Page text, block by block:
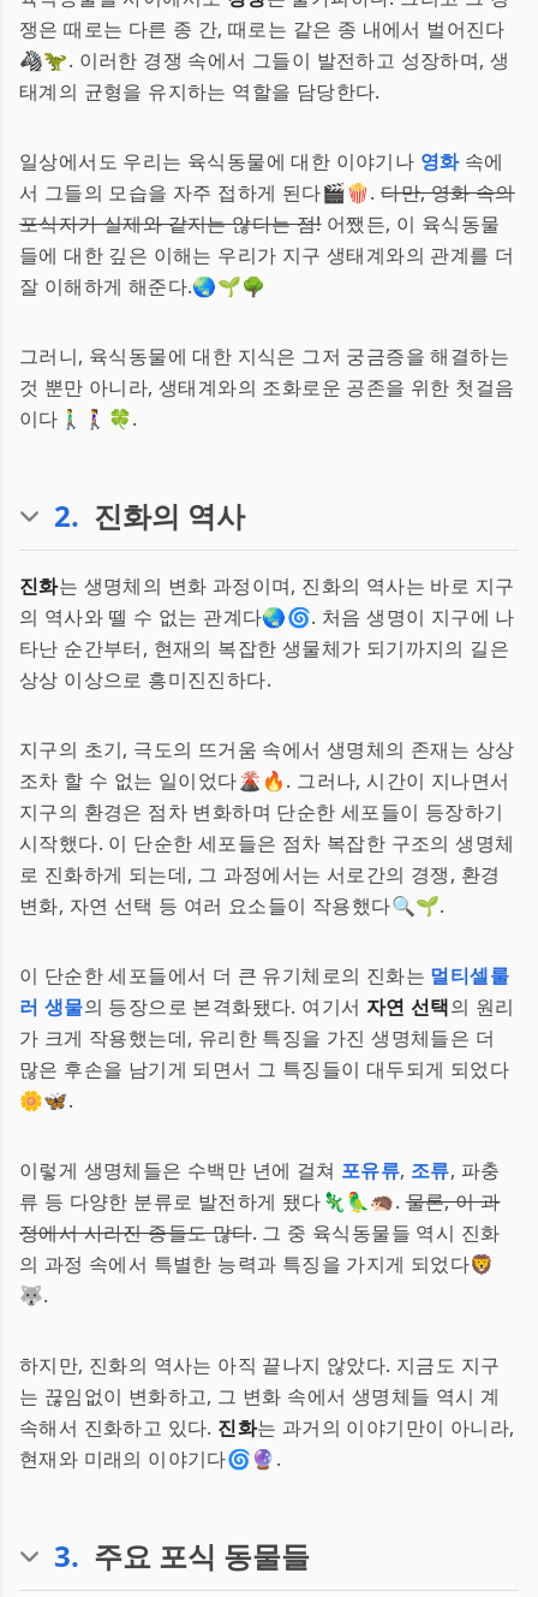
쟁은 때로는 다른 종 간, 때로는 같은 종 내에서 벌어진다
🦓🦖. 이러한 경쟁 속에서 그들이 발전하고 성장하며, 생
태계의 균형을 유지하는 역할을 담당한다.
일상에서도 우리는 육식동물에 대한 이야기나 영화속에
서 그들의 모습을 자주 접하게 된다🎬🍿.다만, 영화 속의
포식자가 실제와 같지는 않다는 점!어쨌든, 이 육식동물
들에 대한 깊은 이해는 우리가 지구 생태계와의 관계를 더
잘 이해하게 해준다.🌏🌱🌳
그러니, 육식동물에 대한 지식은 그저 궁금증을 해결하는
것 뿐만 아니라, 생태계와의 조화로운 공존을 위한 첫걸음
이다🚶‍♂️🚶‍♀️🍀.
2. 진화의 역사
진화는 생명체의 변화 과정이며, 진화의 역사는 바로 지구
의 역사와 뗄 수 없는 관계다🌏🌀. 처음 생명이 지구에 나
타난 순간부터, 현재의 복잡한 생물체가 되기까지의 길은
상상 이상으로 흥미진진하다.
지구의 초기, 극도의 뜨거움 속에서 생명체의 존재는 상상
조차 할 수 없는 일이었다🌋🔥. 그러나, 시간이 지나면서
지구의 환경은 점차 변화하며 단순한 세포들이 등장하기
시작했다. 이 단순한 세포들은 점차 복잡한 구조의 생명체
로 진화하게 되는데, 그 과정에서는 서로간의 경쟁, 환경
변화, 자연 선택 등 여러 요소들이 작용했다🔍🌱.
이 단순한 세포들에서 더 큰 유기체로의 진화는 멀티셀룰
러 생물의 등장으로 본격화됐다. 여기서 자연 선택의 원리
가 크게 작용했는데, 유리한 특징을 가진 생명체들은 더
많은 후손을 남기게 되면서 그 특징들이 대두되게 되었다
🌼🦋.
이렇게 생명체들은 수백만 년에 걸쳐 포유류, 조류, 파충
류 등 다양한 분류로 발전하게 됐다🦎🦜🦔.물론, 이 과
정에서 사라진 종들도 많다. 그 중 육식동물들 역시 진화
의 과정 속에서 특별한 능력과 특징을 가지게 되었다🦁
🐺.
하지만, 진화의 역사는 아직 끝나지 않았다. 지금도 지구
는 끊임없이 변화하고, 그 변화 속에서 생명체들 역시 계
속해서 진화하고 있다. 진화는 과거의 이야기만이 아니라,
현재와 미래의 이야기다🌀🔮.
3. 주요 포식 동물들